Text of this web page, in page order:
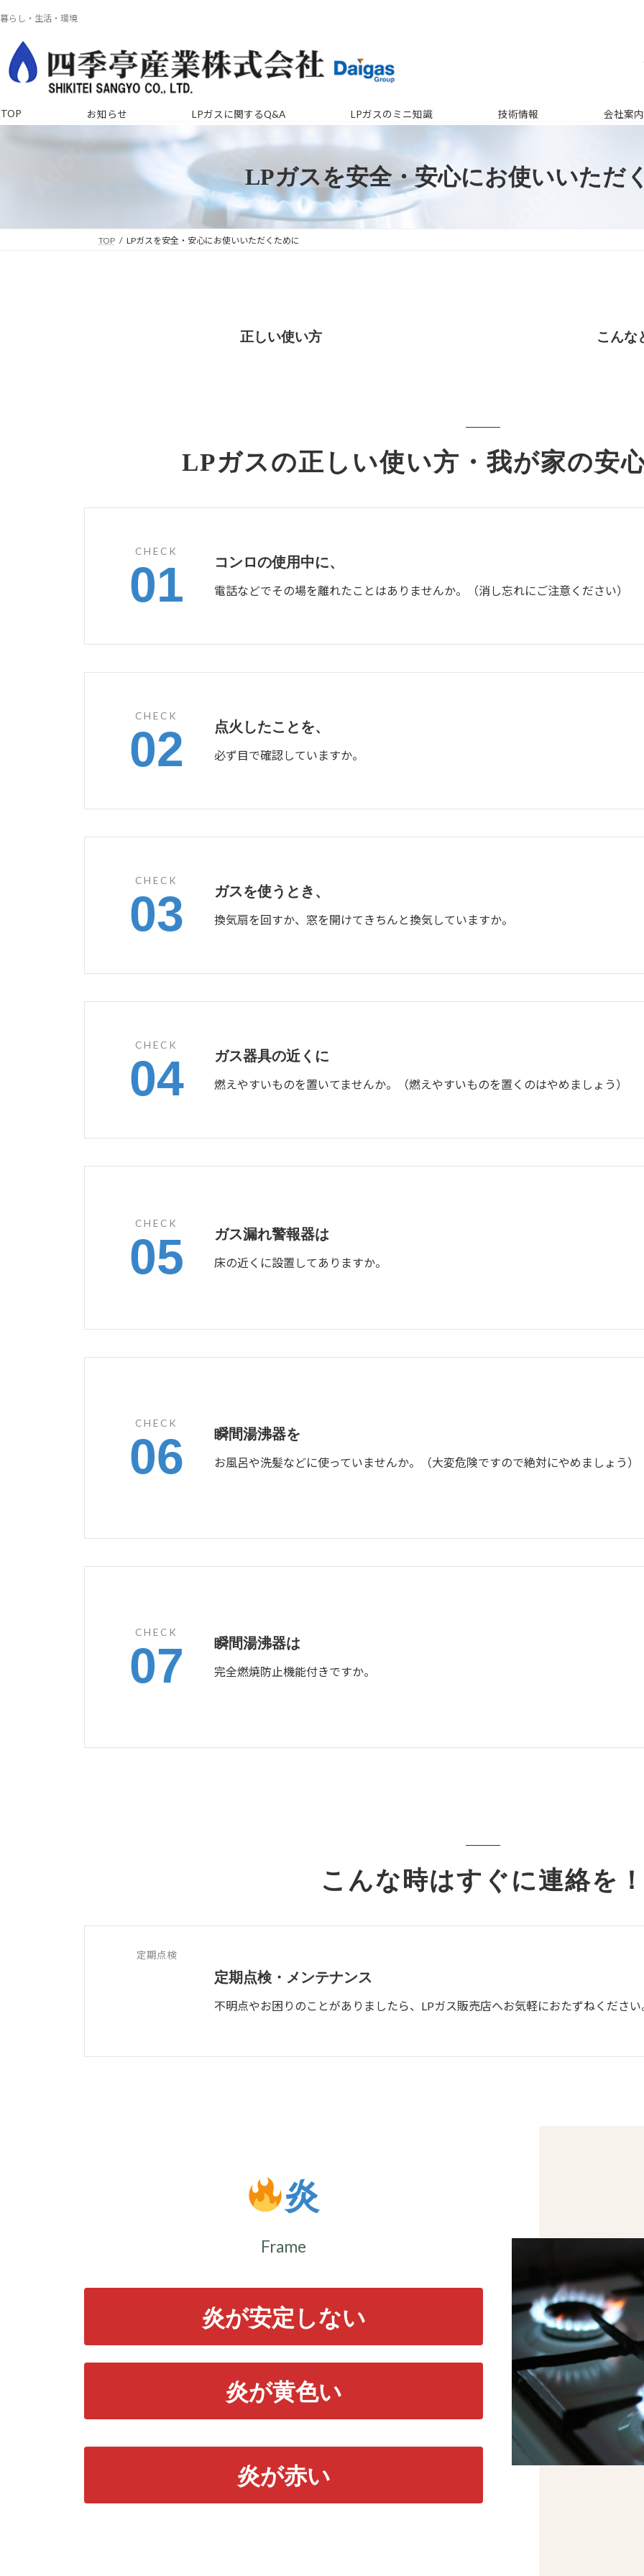
ン
ン
ツ
ス
キ
ビ
ー
シ
ン
に
暮らし・生活・環境
TOP お知らせ LPガスに関するQ&A LPガスのミニ知識 技術情報 会社案内
LPガスを安全・安心にお使いいただ
TOP LPガスを安全・安心にお使いいただくために
正しい使い方 こんな
LPガスの正しい使い方・我が家の安
CHECK
01 コンロの使用中に、
電話などでその場を離れたことはありませんか。（消し忘れにご注意ください）
CHECK
02 点火したことを、
必ず目で確認していますか。
CHECK
03 ガスを使うとき、
換気扇を回すか、窓を開けてきちんと換気していますか。
CHECK
04 ガス器具の近くに
燃えやすいものを置いてませんか。（燃えやすいものを置くのはやめましょう）
CHECK
05 ガス漏れ警報器は
床の近くに設置してありますか。
CHECK
06 瞬間湯沸器を
お風呂や洗髪などに使っていませんか。（大変危険ですので絶対にやめましょう）
CHECK
07 瞬間湯沸器は
完全燃焼防止機能付きですか。
こんな時はすぐに連絡を
定期点検
定期点検・メンテナンス
不明点やお困りのことがありましたら、LPガス販売店へお気軽におたずねください
炎
Frame
炎が安定しない
炎が黄色い
炎が赤い